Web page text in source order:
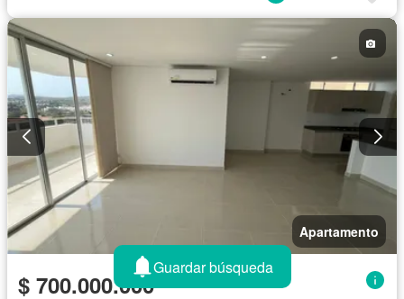
Apartamento
$ 700.000.000
Guardar búsqueda